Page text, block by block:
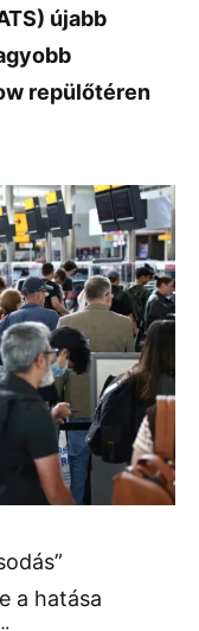
újabb
repülőtéren
a hatása